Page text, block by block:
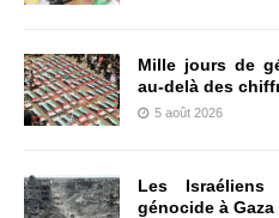
Mille jours de
au-delà des
5 août 2026
Les
génocide à Gaza